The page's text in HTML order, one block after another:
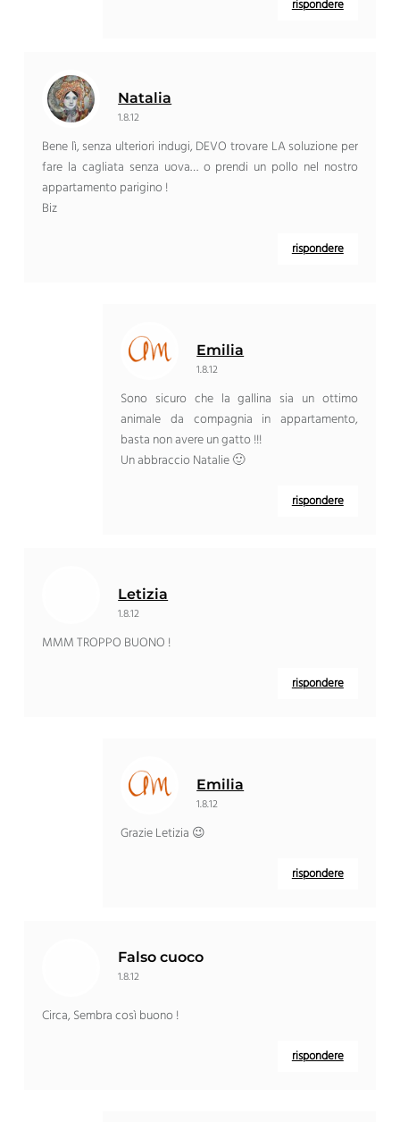
rispondere
Natalia
1.8.12
Bene lì, senza ulteriori indugi, DEVO trovare LA soluzione per
fare la cagliata senza uova… o prendi un pollo nel nostro
appartamento parigino !
Biz
rispondere
Emilia
1.8.12
Sono sicuro che la gallina sia un ottimo
animale da compagnia in appartamento,
basta non avere un gatto !!!
Un abbraccio Natalie 🙂
rispondere
Letizia
1.8.12
MMM TROPPO BUONO !
rispondere
Emilia
1.8.12
Grazie Letizia 😉
rispondere
Falso cuoco
1.8.12
Circa, Sembra così buono !
rispondere